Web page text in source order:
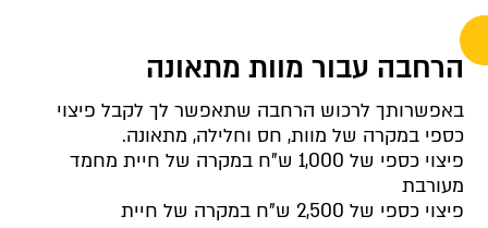
הרחבה עבור מוות מתאונה
באפשרותך לרכוש הרחבה שתאפשר לך לקבל פיצוי
כספי במקרה של מוות, חס וחלילה, מתאונה.
פיצוי כספי של 1,000 ש"ח במקרה של חיית מחמד
מעורבת
פיצוי כספי של 2,500 ש"ח במקרה של חיית